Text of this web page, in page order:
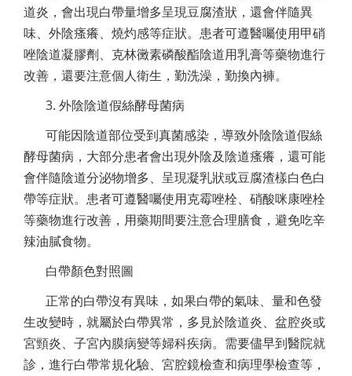
道炎，會出現白帶量增多呈現豆腐渣狀，還會伴隨異
味、外陰瘙癢、燒灼感等症狀。患者可遵醫囑使用甲硝
唑陰道凝膠劑、克林黴素磷酸酯陰道用乳膏等藥物進行
改善，還要注意個人衛生，勤洗澡，勤換內褲。
3. 外陰陰道假絲酵母菌病
可能因陰道部位受到真菌感染，導致外陰陰道假絲
酵母菌病，大部分患者會出現外陰及陰道瘙癢，還可能
會伴隨陰道分泌物增多、呈現凝乳狀或豆腐渣樣白色白
帶等症狀。患者可遵醫囑使用克霉唑栓、硝酸咪康唑栓
等藥物進行改善，用藥期間要注意合理膳食，避免吃辛
辣油膩食物。
白帶顏色對照圖
正常的白帶沒有異味，如果白帶的氣味、量和色發
生改變時，就屬於白帶異常，多見於陰道炎、盆腔炎或
宮頸炎、子宮內膜病變等婦科疾病。需要儘早到醫院就
診，進行白帶常規化驗、宮腔鏡檢查和病理學檢查等，